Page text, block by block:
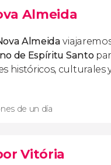
Almeida
Almeida
de Espíritu Santo
históricos, culturales
de un día
Vitória